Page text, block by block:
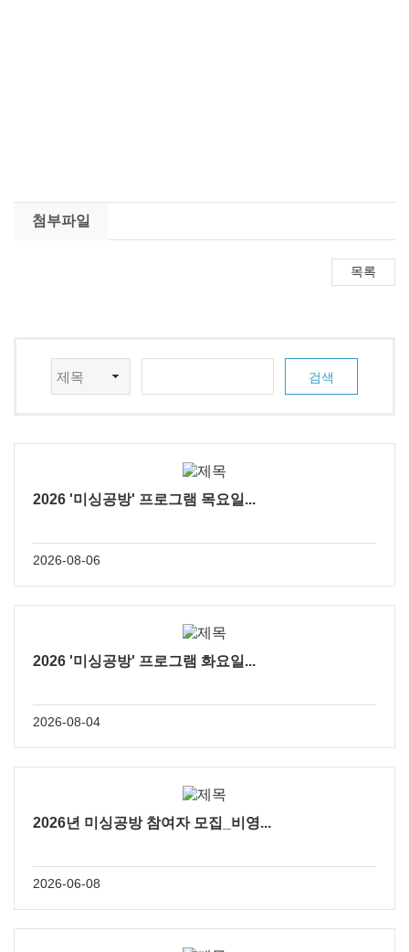
첨부파일
2026 '미싱공방' 프로그램 목요일...
2026-08-06
2026 '미싱공방' 프로그램 화요일...
2026-08-04
2026년 미싱공방 참여자 모집_비영...
2026-06-08